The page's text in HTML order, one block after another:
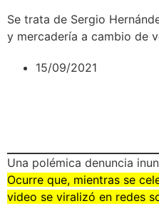
Se trata de Sergio
y mercadería a cambio de
15/09/2021
Una polémica denuncia
Ocurre que, mientras se
video se viralizó en redes